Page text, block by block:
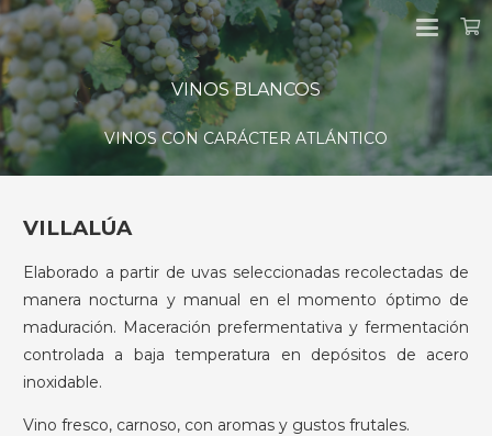
VINOS BLANCOS
VINOS CON CARÁCTER ATLÁNTICO
VILLALÚA
Elaborado a partir de uvas seleccionadas recolectadas de
manera nocturna y manual en el momento óptimo de
maduración. Maceración prefermentativa y fermentación
controlada a baja temperatura en depósitos de acero
inoxidable.
Vino fresco, carnoso, con aromas y gustos frutales.